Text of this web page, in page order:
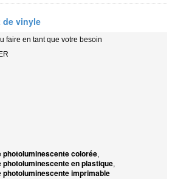
de vinyle
faire en tant que votre besoin
photoluminescente colorée,
photoluminescente en plastique,
photoluminescente imprimable